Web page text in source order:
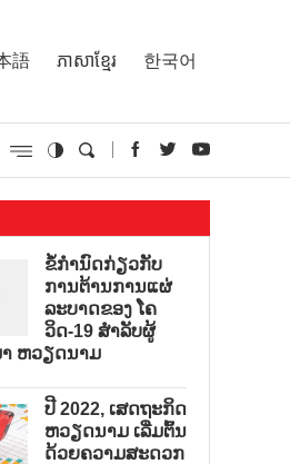
語 ភាសាខ្មែរ 한국어
ຂໍ້ກຳນົດກ່ຽວກັບ
ການຕ້ານການແຜ່
ລະບາດຂອງ ໂຄ
ວິດ-19 ສຳລັບຜູ້
າ ຫວຽດນາມ
ປີ 2022, ເສດຖະກິດ
ຫວຽດນາມ ເລີ່ມຕົ້ນ
ດ້ວຍຄວາມສະດວກ